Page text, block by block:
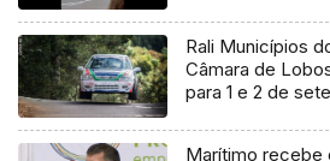
Rali Municípios
Câmara de
para 1 e 2 de
Marítimo recebe